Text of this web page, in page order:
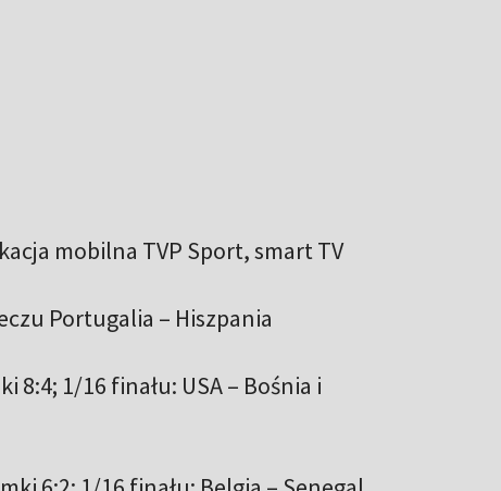
mobilna TVP Sport, smart TV
Portugalia – Hiszpania
8:4; 1/16 finału: USA – Bośnia i